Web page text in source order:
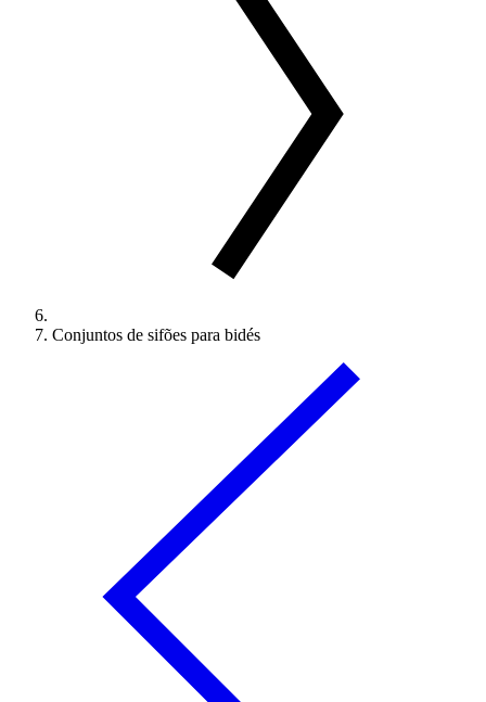
Conjuntos de sifões para bidés